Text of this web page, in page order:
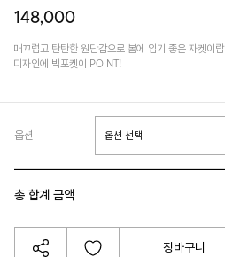
148,000
매끄럽고 탄탄한 원단감으로 봄에 입기 좋은 자켓이
디자인에 빅포켓이 POINT!
옵션
총 합계 금액
장바구니